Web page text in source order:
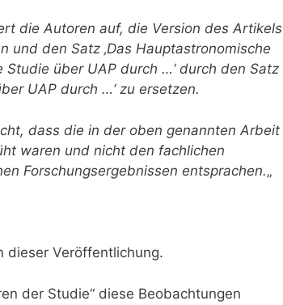
die Autoren auf, die Version des Artikels
den Satz ‚Das Hauptastronomische
über UAP durch …‘ durch den Satz
UAP durch …‘ zu ersetzen.
dass die in der oben genannten Arbeit
waren und nicht den fachlichen
Forschungsergebnissen entsprachen.„
dieser Veröffentlichung.
der Studie“ diese Beobachtungen